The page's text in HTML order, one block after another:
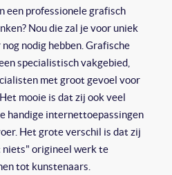
een professionele grafisch
Nou die zal je voor uniek
nodig hebben. Grafische
specialistisch vakgebied,
met groot gevoel voor
mooie is dat zij ook veel
handige internettoepassingen
Het grote verschil is dat zij
origineel werk te
tot kunstenaars.